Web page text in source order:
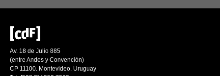
Av. 18 de Julio 885
(entre Andes y Convención)
CP 11100. Montevideo. Uruguay